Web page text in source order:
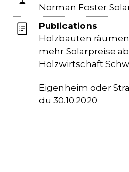
Norman Foster
Publications
Holzbauten
mehr Solarpreise
Holzwirtschaft
Eigenheim oder
du 30.10.2020